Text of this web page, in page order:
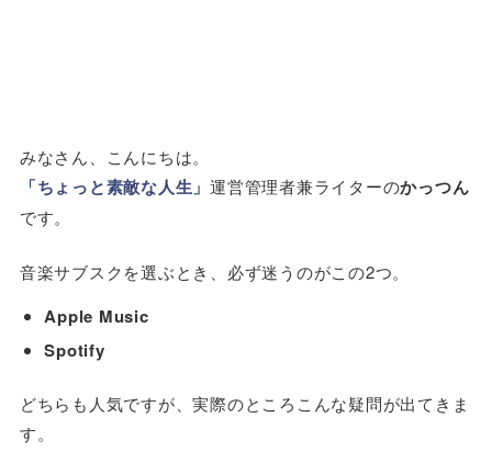
みなさん、こんにちは。
「ちょっと素敵な人生」運営管理者兼ライターのかっつん
です。
音楽サブスクを選ぶとき、必ず迷うのがこの2つ。
Apple Music
Spotify
どちらも人気ですが、実際のところこんな疑問が出てきま
す。